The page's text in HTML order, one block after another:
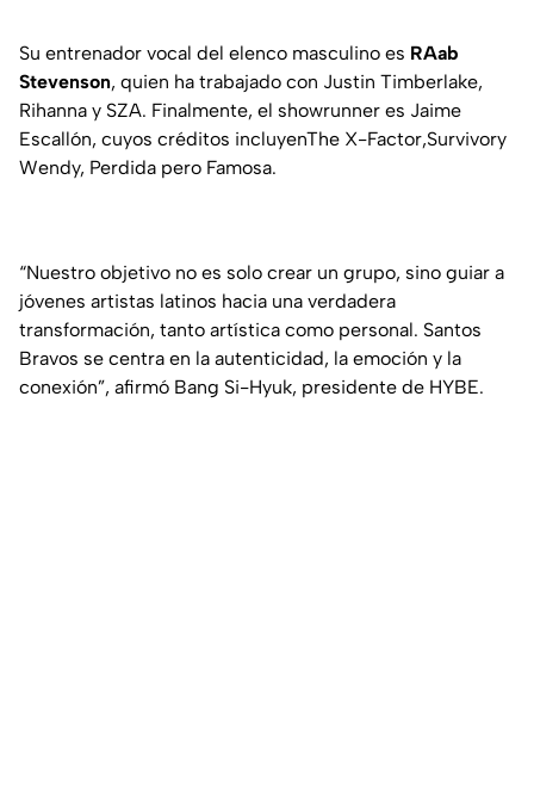
Su entrenador vocal del elenco masculino es RAab
Stevenson, quien ha trabajado con Justin Timberlake,
Rihanna y SZA. Finalmente, el showrunner es Jaime
Escallón, cuyos créditos incluyenThe X-Factor,Survivory
Wendy, Perdida pero Famosa.
“Nuestro objetivo no es solo crear un grupo, sino guiar a
jóvenes artistas latinos hacia una verdadera
transformación, tanto artística como personal. Santos
Bravos se centra en la autenticidad, la emoción y la
conexión”, afirmó Bang Si-Hyuk, presidente de HYBE.